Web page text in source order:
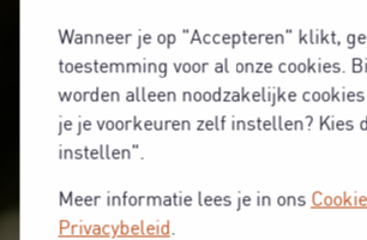
Wanneer je op "Accepteren" klikt,
toestemming voor al onze cookies.
worden alleen noodzakelijke
je je voorkeuren zelf instellen? Kies
instellen".
Meer informatie lees je in ons
Privacybeleid.